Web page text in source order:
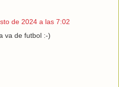
de 2024 a las 7:02
va de futbol :-)